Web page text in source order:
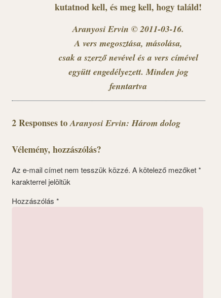
kutatnod kell, és meg kell, hogy találd!
Aranyosi Ervin © 2011-03-16.
A vers megosztása, másolása,
csak a szerző nevével és a vers címével
együtt engedélyezett. Minden jog
fenntartva
2 Responses toAranyosi Ervin: Három dolog
Vélemény, hozzászólás?
Az e-mail címet nem tesszük közzé. A kötelező mezőket*
karakterrel jelöltük
Hozzászólás *